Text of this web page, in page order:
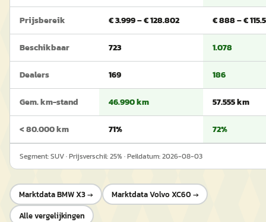
Prijsbereik € 3.999 – € 128.802 € 888 – €
Beschikbaar 723 1.078
Dealers 169 186
Gem. km-stand 46.990 km 57.555 km
< 80.000 km 71% 72%
Segment:SUV· Prijsverschil:25% · Peildatum:2026-08-03
MarktdataBMW X3→ MarktdataVolvo XC60 →
Alle vergelijkingen